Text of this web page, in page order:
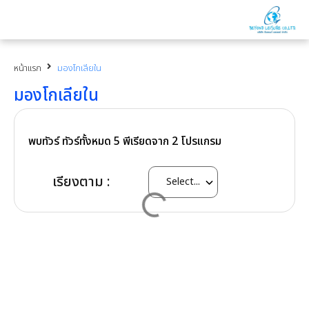
หน้าแรก มองโกเลียใน
มองโกเลียใน
พบทัวร์ ทัวร์ทั้งหมด 5 พีเรียดจาก 2 โปรแกรม
เรียงตาม :